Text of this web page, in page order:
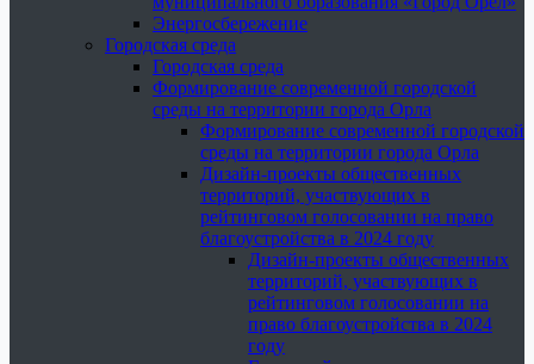
Энергосбережение
Городская среда
Городская среда
Формирование современной городской
среды на территории города Орла
Формирование современной городской
среды на территории города Орла
Дизайн-проекты общественных
территорий, участвующих в
рейтинговом голосовании на право
благоустройства в 2024 году
Дизайн-проекты общественных
территорий, участвующих в
рейтинговом голосовании на
право благоустройства в 2024
году